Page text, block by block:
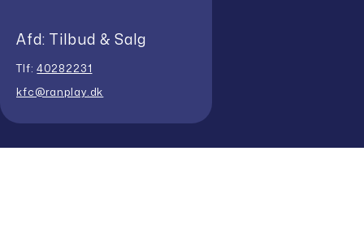
Afd: Tilbud & Salg
Tlf:40282231
kfc@ranplay.dk